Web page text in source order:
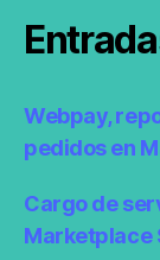
Webpay,
pedidos en
Cargo de
Marketplace